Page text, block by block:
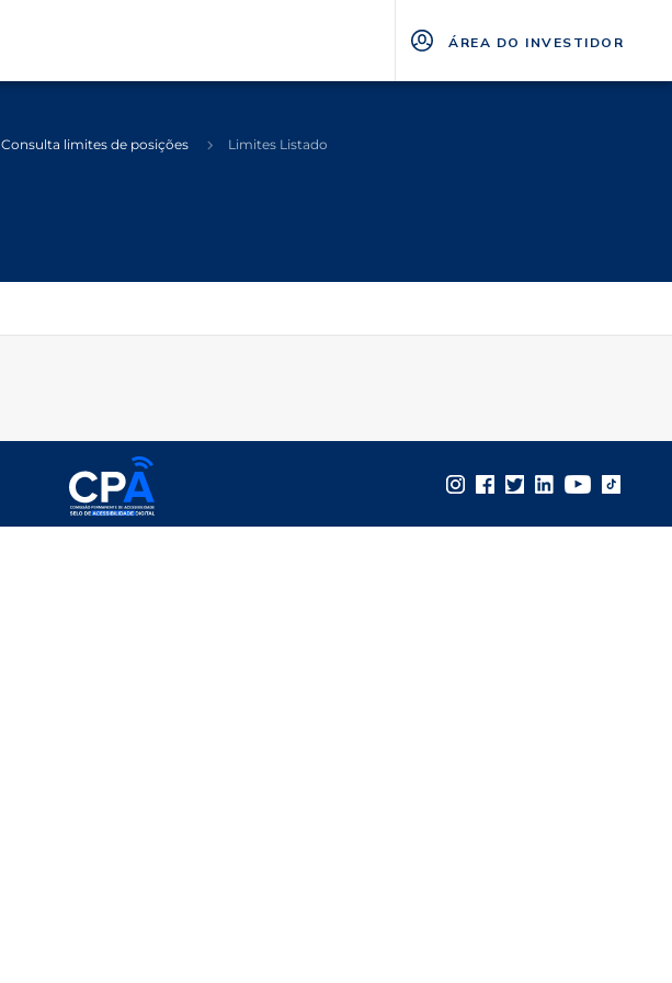
ÁREA DO INVESTIDOR
Consulta limites de posições Limites Listado